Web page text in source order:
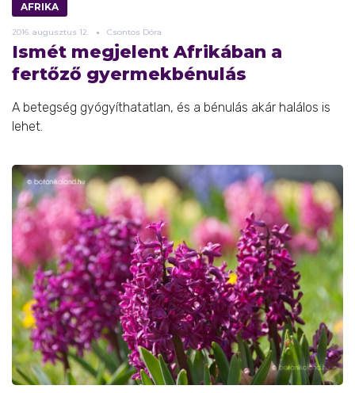
AFRIKA
2016. augusztus 12. Csontos Dóra
Ismét megjelent Afrikában a
fertőző gyermekbénulás
A betegség gyógyíthatatlan, és a bénulás akár halálos is
lehet.